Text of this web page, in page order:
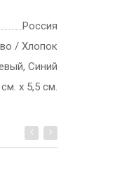
Россия
/ Хлопок
Синий
х 5,5 см.